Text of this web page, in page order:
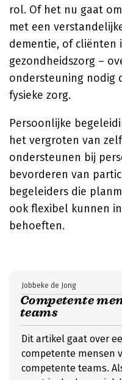
rol. Of het nu gaat
met een
dementie, of cliënten
gezondheidszorg –
ondersteuning nodig
fysieke zorg.
Persoonlijke
het vergroten van
ondersteunen bij
bevorderen van
begeleiders die
ook flexibel kunnen
behoeften.
Competente
teams
Jobbeke de Jong
Dit artikel gaat over
competente mensen
competente teams.